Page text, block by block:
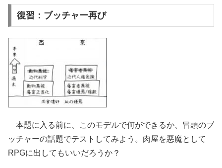
復習：ブッチャー再び
本題に入る前に、このモデルで何ができるか、冒頭のブ
ッチャーの話題でテストしてみよう。肉屋を悪魔として
RPGに出してもいいだろうか？